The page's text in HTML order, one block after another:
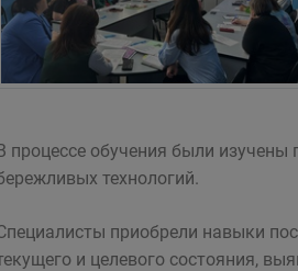
процессе обучения были
технологий.
приобрели навыки
и целевого состояния,